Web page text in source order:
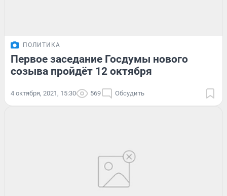
ПОЛИТИКА
Первое заседание Госдумы нового
созыва пройдёт 12 октября
4 октября, 2021, 15:30 569 Обсудить